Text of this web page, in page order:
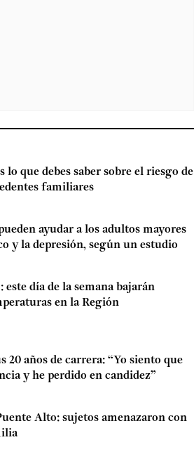
lo que debes saber sobre el riesgo de
familiares
ayudar a los adultos mayores
y la depresión, según un estudio
este día de la semana bajarán
en la Región
20 años de carrera: “Yo siento que
y he perdido en candidez”
Alto: sujetos amenazaron con